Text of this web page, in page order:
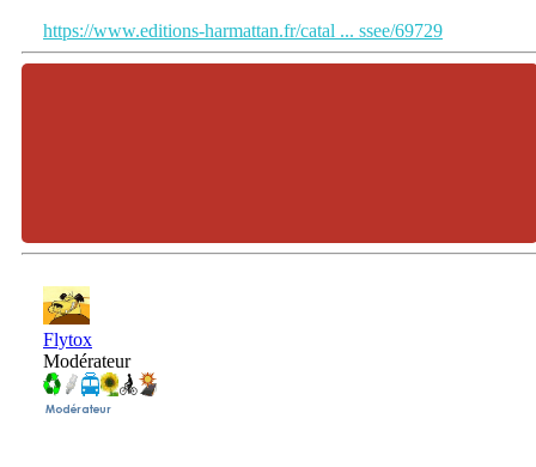
https://www.editions-harmattan.fr/catal ... ssee/69729
Flytox
Modérateur